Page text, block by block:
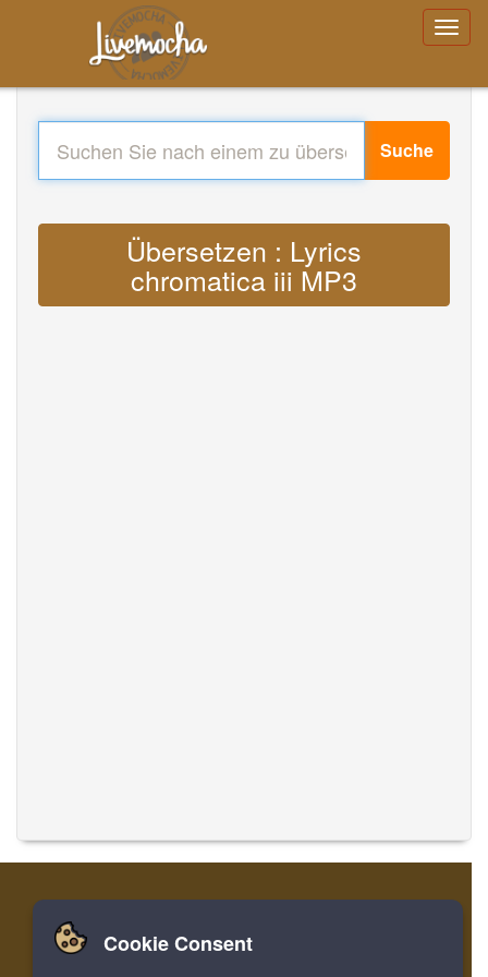
Suche
Übersetzen : Lyrics
chromatica iii MP3
Zuhause Einloggen
Cookie Consent